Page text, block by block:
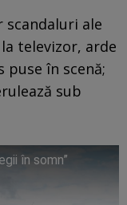
ale
televizor, arde
puse în scenă;
sub
în somn”